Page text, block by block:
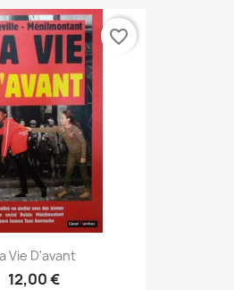
Vie D'avant
12,00 €
favorite_border